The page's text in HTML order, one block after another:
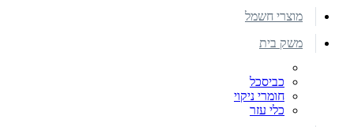
מוצרי חשמל
משק בית
כביסכל
חומרי ניקוי
כלי עזר